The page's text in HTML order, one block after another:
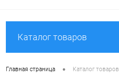
Каталог товаров
Главная страница • Каталог товаров